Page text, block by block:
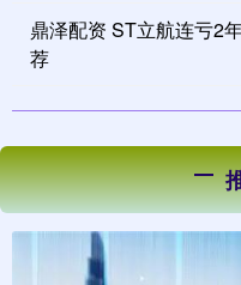
鼎泽配资 ST立航连亏2
荐